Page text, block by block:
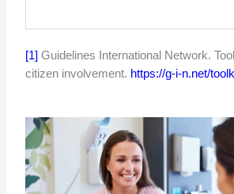
[1] Guidelines International Network.
citizen involvement. https://g-i-n.net/